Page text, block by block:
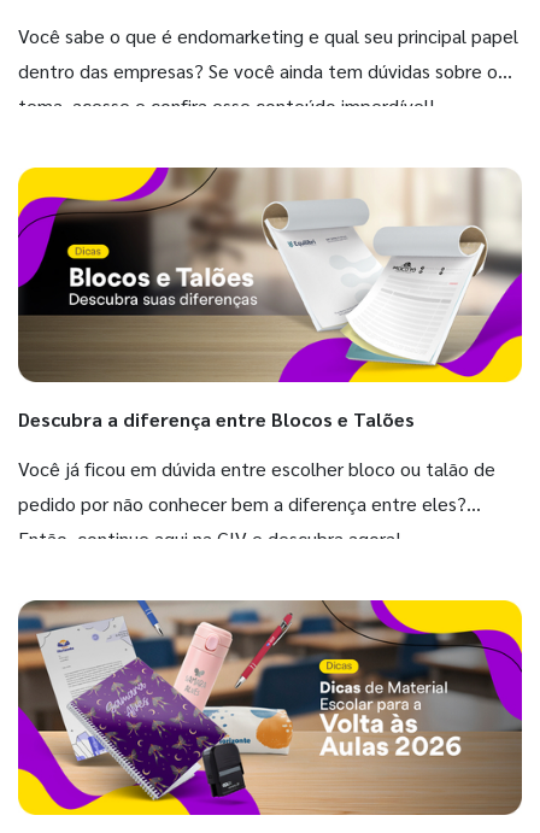
Você sabe o que é endomarketing e qual seu principal papel
dentro das empresas? Se você ainda tem dúvidas sobre o
tema, acesse e confira esse conteúdo imperdível!
Descubra a diferença entre Blocos e Talões
Você já ficou em dúvida entre escolher bloco ou talão de
pedido por não conhecer bem a diferença entre eles?
Então, continue aqui na GIV e descubra agora!